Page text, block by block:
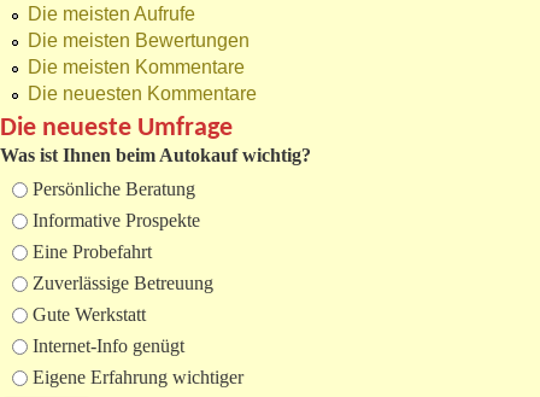
Die meisten Aufrufe
Die meisten Bewertungen
Die meisten Kommentare
Die neuesten Kommentare
Die neueste Umfrage
Was ist Ihnen beim Autokauf wichtig?
Auswahlmöglichkeiten
Persönliche Beratung
Informative Prospekte
Eine Probefahrt
Zuverlässige Betreuung
Gute Werkstatt
Internet-Info genügt
Eigene Erfahrung wichtiger